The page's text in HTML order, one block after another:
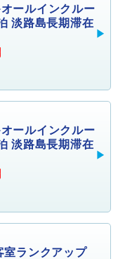
ールインクルー
淡路島長期滞在
ールインクルー
淡路島長期滞在
ランクアップ